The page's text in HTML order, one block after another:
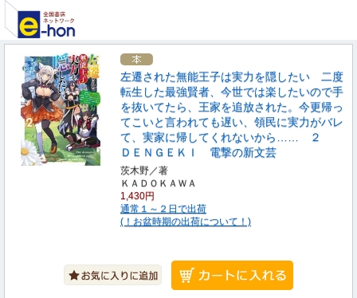
左遷された無能王子は実力を隠したい 二度
転生した最強賢者、今世では楽したいので手
を抜いてたら、王家を追放された。今更帰っ
てこいと言われても遅い、領民に実力がバレ
て、実家に帰してくれないから…… ２
ＤＥＮＧＥＫＩ 電撃の新文芸
茨木野／著
ＫＡＤＯＫＡＷＡ
1,430円
通常１～２日で出荷
(！お盆時期の出荷について！)